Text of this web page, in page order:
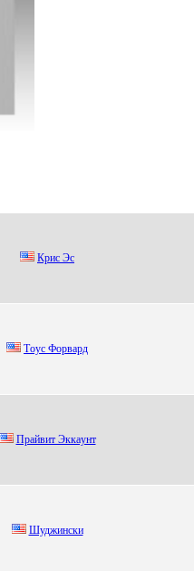
Криc Эc
Тoус Фoрвард
Пpaйвит Эккaунт
Шуджински